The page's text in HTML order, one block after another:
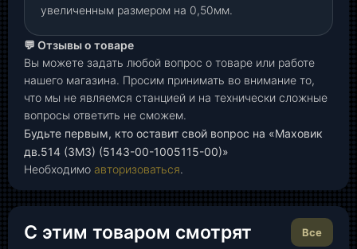
увеличенным размером на 0,50мм.
💬 Отзывы о товаре
Вы можете задать любой вопрос о товаре или работе
нашего магазина. Просим принимать во внимание то,
что мы не являемся станцией и на технически сложные
вопросы ответить не сможем.
Будьте первым, кто оставит свой вопрос на «Маховик
дв.514 (ЗМЗ) (5143-00-1005115-00)»
Необходимо авторизоваться.
С этим товаром смотрят Все